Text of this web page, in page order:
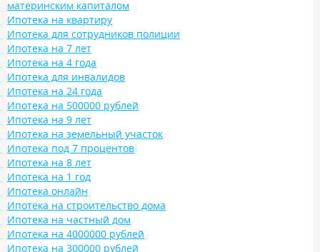
материнским капиталом
Ипотека на квартиру
Ипотека для сотрудников полиции
Ипотека на 7 лет
Ипотека на 4 года
Ипотека для инвалидов
Ипотека на 24 года
Ипотека на 500000 рублей
Ипотека на 9 лет
Ипотека на земельный участок
Ипотека под 7 процентов
Ипотека на 8 лет
Ипотека на 1 год
Ипотека онлайн
Ипотека на строительство дома
Ипотека на частный дом
Ипотека на 4000000 рублей
Ипотека на 300000 рублей